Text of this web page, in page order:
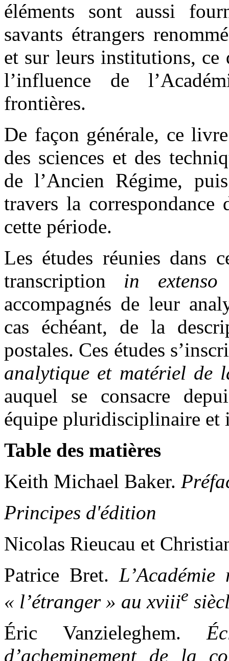
éléments sont aussi
savants étrangers
et sur leurs institutions, ce
l’influence de
frontières.
De façon générale, ce
des sciences et des
de l’Ancien Régime,
travers la correspondance
cette période.
Les études réunies dans
transcription in extenso
accompagnés de leur
cas échéant, de la
postales. Ces études
analytique et matériel de
auquel se consacre
équipe pluridisciplinaire et
Table des matières
Keith Michael Baker.
Principes d'édition
Nicolas Rieucau et
Patrice Bret.
« l’étranger » au xviiie
Éric Vanzieleghem.
d’acheminement de la